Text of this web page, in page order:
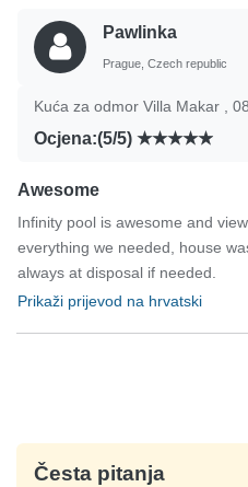
Pawlinka
Prague, Czech republic
Kuća za odmor Villa Makar ,
Ocjena:(5/5)
Awesome
Infinity pool is awesome and
everything we needed, house
always at disposal if needed.
Prikaži prijevod na hrvatski
Česta pitanja